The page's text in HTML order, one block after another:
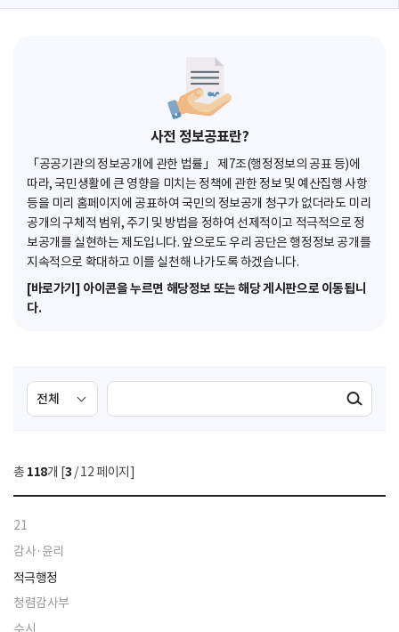
사전 정보공표란?
「공공기관의 정보공개에 관한 법률」 제7조(행정정보의 공표 등)에
따라, 국민생활에 큰 영향을 미치는 정책에 관한 정보 및 예산집행 사항
등을 미리 홈페이지에 공표하여 국민의 정보공개 청구가 없더라도 미리
공개의 구체적 범위, 주기 및 방법을 정하여 선제적이고 적극적으로 정
보공개를 실현하는 제도입니다. 앞으로도 우리 공단은 행정정보 공개를
지속적으로 확대하고 이를 실천해 나가도록 하겠습니다.
[바로가기] 아이콘을 누르면 해당정보 또는 해당 게시판으로 이동됩니
다.
검
색
선
택
색
검색실행
총 118개 [3 / 12 페이지]
21
감사·윤리
적극행정
청렴감사부
수시